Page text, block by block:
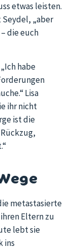
etwas leisten.
Seydel, „aber
die euch
habe
Lisa
ihr nicht
ist die
metastasierte
Eltern zu
lebt sie
ins